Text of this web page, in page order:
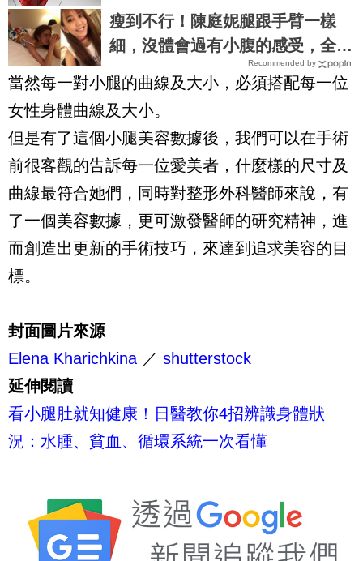
維不可忽視
瘦到不行！陳庭妮腿跟手臂一樣
細，沒體會過有小腹的感受，全靠
每天花6分鐘做這種運動｜每日健
康 Health
Recommended by
當然每一對小腿的曲線及大小，必須搭配每一位
女性身體曲線及大小。
但是有了這個小腿美容數據後，我們可以在手術
前很客觀的告訴每一位愛美者，什麼樣的尺寸及
曲線最符合她們，同時對整形外科醫師來說，有
了一個美容數據，更可激發醫師的研究精神，進
而創造出更新的手術技巧，來達到追求美容的目
標。
封面圖片來源
Elena Kharichkina／ shutterstock
延伸閱讀
看小腿肚就知健康！日醫教你4招辨識身體狀
況：水腫、貧血、循環系統一次看懂